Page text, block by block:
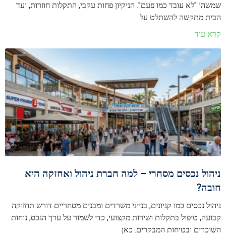
שמשהו "לא עובד כמו פעם". הניקיון פחות עקבי, התקלות חוזרות, ועד
הבית מתקשה להשתלט על
קרא עוד
ניהול נכסים מסחרי – למה חברת ניהול ואחזקה היא
חובה?
ניהול נכסים כמו קניונים, בנייני משרדים ומבנים מסחריים דורש תחזוקה
קבועה, טיפול בתקלות ושירות מקצועי, כדי לשמור על ערך הנכס, נוחות
השוכרים ובטיחות המבקרים. כאן